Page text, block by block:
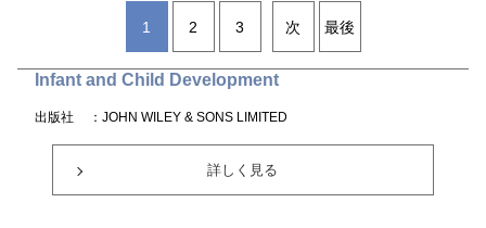
1 2 3 次 最後
Infant and Child Development
出版社 ：JOHN WILEY & SONS LIMITED
詳しく見る